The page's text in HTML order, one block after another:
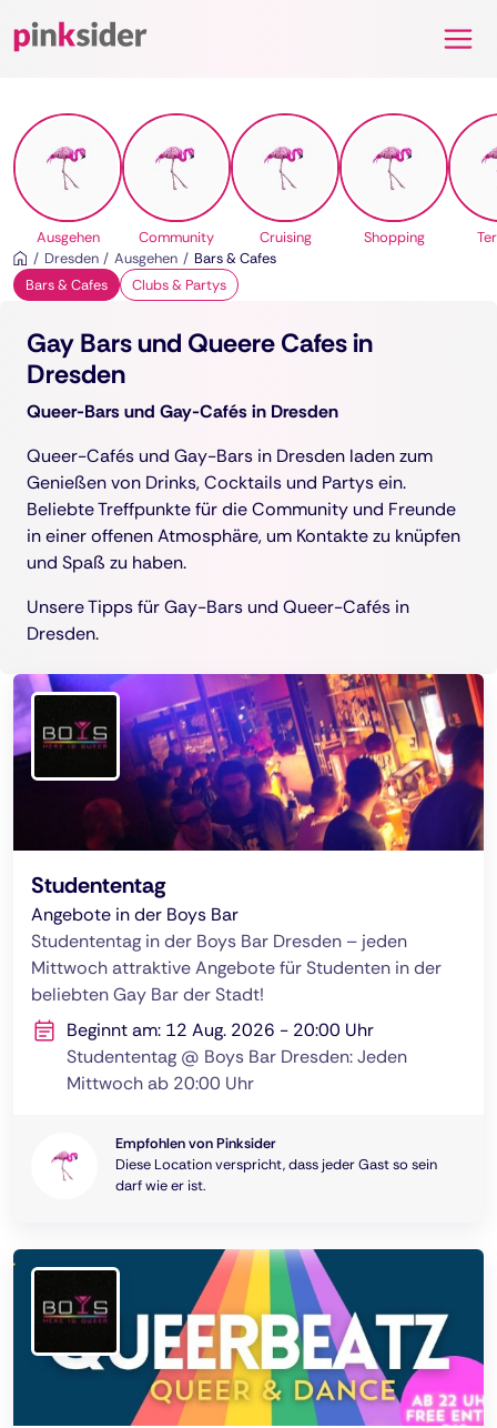
Pinksider
Ausgehen Community Cruising Shopping
Dresden
Ausgehen
Bars & Cafes
Bars & Cafes
Clubs & Partys
Gay Bars und Queere Cafes in
Dresden
Queer-Bars und Gay-Cafés in Dresden
Queer-Cafés und Gay-Bars in Dresden laden zum
Genießen von Drinks, Cocktails und Partys ein.
Beliebte Treffpunkte für die Community und Freunde
in einer offenen Atmosphäre, um Kontakte zu knüpfen
und Spaß zu haben.
Unsere Tipps für Gay-Bars und Queer-Cafés in
Dresden.
Studententag
Angebote in der Boys Bar
Studententag in der Boys Bar Dresden – jeden
Mittwoch attraktive Angebote für Studenten in der
beliebten Gay Bar der Stadt!
Beginnt am: 12 Aug. 2026 - 20:00 Uhr
Studententag @ Boys Bar Dresden: Jeden
Mittwoch ab 20:00 Uhr
Empfohlen von Pinksider
Diese Location verspricht, dass jeder Gast so sein
darf wie er ist.